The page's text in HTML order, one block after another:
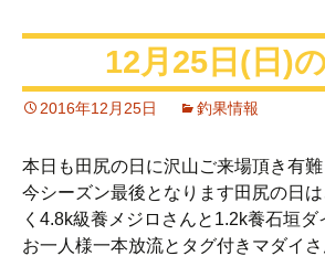
12月25日(日)
2016年12月25日 釣果情報
本日も田尻の日に沢山ご来場頂き有難
今シーズン最後となります田尻の日
く4.8k級養メジロさんと1.2k養石垣ダ
お一人様一本放流とタグ付きマダイ